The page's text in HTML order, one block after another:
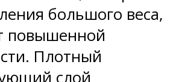
большого веса,
повышенной
Плотный
слой